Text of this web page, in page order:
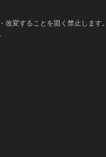
変することを固く禁止します。